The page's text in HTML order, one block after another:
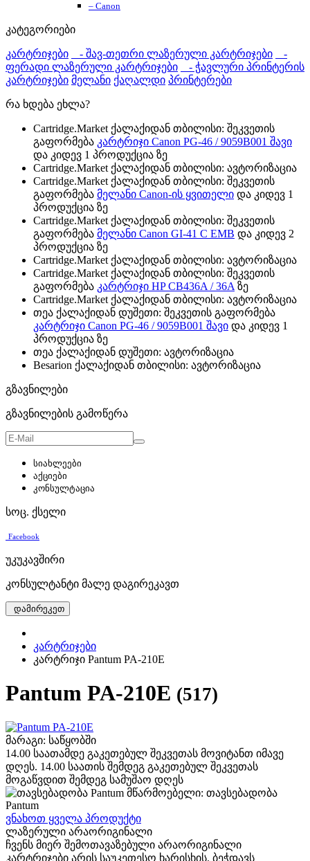
– Canon
კატეგორიები
კარტრიჯები - შავ-თეთრი ლაზერული კარტრიჯები
-
ფერადი ლაზერული კარტრიჯები
- ჭავლური პრინტერის
კარტრიჯები მელანი ქაღალდი პრინტერები
რა ხდება ეხლა?
Cartridge.Market ქალაქიდან თბილისი: შეკვეთის
გაფორმება კარტრიჯი Canon PG-46 / 9059B001 შავი
და კიდევ 1 პროდუქცია ზე
Cartridge.Market ქალაქიდან თბილისი: ავტორიზაცია
Cartridge.Market ქალაქიდან თბილისი: შეკვეთის
გაფორმება მელანი Canon-ის ყვითელი და კიდევ 1
პროდუქცია ზე
Cartridge.Market ქალაქიდან თბილისი: შეკვეთის
გაფორმება მელანი Canon GI-41 C EMB და კიდევ 2
პროდუქცია ზე
Cartridge.Market ქალაქიდან თბილისი: ავტორიზაცია
Cartridge.Market ქალაქიდან თბილისი: შეკვეთის
გაფორმება კარტრიჯი HP CB436A / 36A ზე
Cartridge.Market ქალაქიდან თბილისი: ავტორიზაცია
თეა ქალაქიდან დუშეთი: შეკვეთის გაფორმება
კარტრიჯი Canon PG-46 / 9059B001 შავი და კიდევ 1
პროდუქცია ზე
თეა ქალაქიდან დუშეთი: ავტორიზაცია
Besarion ქალაქიდან თბილისი: ავტორიზაცია
გზავნილები
გზავნილების გამოწერა
სიახლეები
აქციები
კონსულტაცია
სოც. ქსელი
Facebook
უკუკავშირი
კონსულტანტი მალე დაგირეკავთ
დამირეკეთ
კარტრიჯები
კარტრიჯი Pantum PA-210E
Pantum PA-210E (517)
მარაგი: საწყობში
14.00 საათამდე გაკეთებულ შეკვეთას მოვიტანთ იმავე
დღეს. 14.00 საათის შემდეგ გაკეთებულ შეკვეთას
მოგაწვდით შემდეგ სამუშაო დღეს
მწარმოებელი: თავსებადობა
Pantum
ვნახოთ ყველა პროდუქტი
ლაზერული არაორიგინალი
ჩვენს მიერ შემოთავაზებული არაორიგინალი
კარტრიჯები არის საუკეთესო ხარისხის. ბეჭდავს